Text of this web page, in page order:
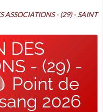
ASSOCIATIONS - (29) - SAINT
DES
- (29) -
Point de
2026